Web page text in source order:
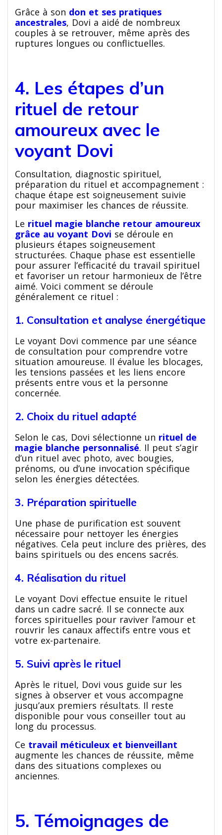
Grâce à son don et ses pratiques
ancestrales, Dovi a aidé de nombreux
couples à se retrouver, même après des
ruptures longues ou conflictuelles.
4. Les étapes d’un
rituel de retour
amoureux avec le
voyant Dovi
Consultation, diagnostic spirituel,
préparation du rituel et accompagnement :
chaque étape est soigneusement suivie
pour maximiser les chances de réussite.
Le rituel magie blanche retour amoureux
grâce au voyant Dovi se déroule en
plusieurs étapes soigneusement
structurées. Chaque phase est essentielle
pour assurer l’efficacité du travail spirituel
et favoriser un retour harmonieux de l’être
aimé. Voici comment se déroule
généralement ce rituel :
1. Consultation et analyse énergétique
Le voyant Dovi commence par une séance
de consultation pour comprendre votre
situation amoureuse. Il évalue les blocages,
les tensions passées et les liens encore
présents entre vous et la personne
concernée.
2. Choix du rituel adapté
Selon le cas, Dovi sélectionne un rituel de
magie blanche personnalisé. Il peut s’agir
d’un rituel avec photo, avec bougies,
prénoms, ou d’une invocation spécifique
selon les énergies détectées.
3. Préparation spirituelle
Une phase de purification est souvent
nécessaire pour nettoyer les énergies
négatives. Cela peut inclure des prières, des
bains spirituels ou des encens sacrés.
4. Réalisation du rituel
Le voyant Dovi effectue ensuite le rituel
dans un cadre sacré. Il se connecte aux
forces spirituelles pour raviver l’amour et
rouvrir les canaux affectifs entre vous et
votre ex-partenaire.
5. Suivi après le rituel
Après le rituel, Dovi vous guide sur les
signes à observer et vous accompagne
jusqu’aux premiers résultats. Il reste
disponible pour vous conseiller tout au
long du processus.
Ce travail méticuleux et bienveillant
augmente les chances de réussite, même
dans des situations complexes ou
anciennes.
5. Témoignages de